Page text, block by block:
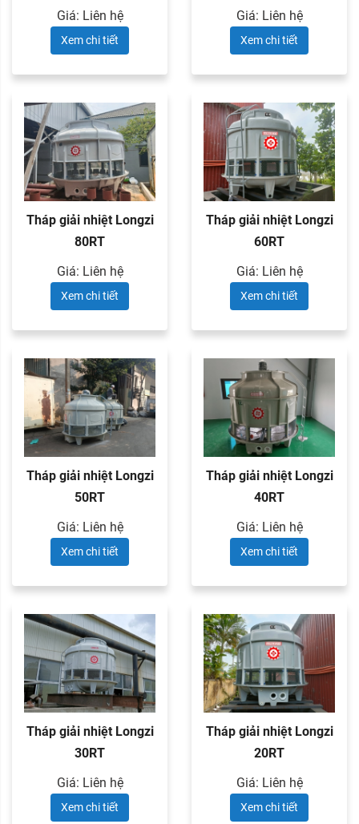
Giá: Liên hệ
Xem chi tiết
Giá: Liên hệ
Xem chi tiết
Tháp giải nhiệt Longzi
80RT
Giá: Liên hệ
Xem chi tiết
Tháp giải nhiệt Longzi
60RT
Giá: Liên hệ
Xem chi tiết
Tháp giải nhiệt Longzi
50RT
Giá: Liên hệ
Xem chi tiết
Tháp giải nhiệt Longzi
40RT
Giá: Liên hệ
Xem chi tiết
Tháp giải nhiệt Longzi
30RT
Giá: Liên hệ
Xem chi tiết
Tháp giải nhiệt Longzi
20RT
Giá: Liên hệ
Xem chi tiết